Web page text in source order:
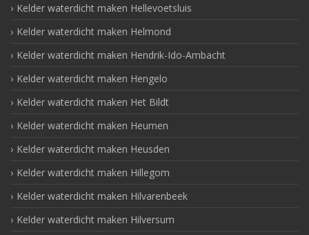
Kelder waterdicht maken Hellevoetsluis
Kelder waterdicht maken Helmond
Kelder waterdicht maken Hendrik-Ido-Ambacht
Kelder waterdicht maken Hengelo
Kelder waterdicht maken Het Bildt
Kelder waterdicht maken Heumen
Kelder waterdicht maken Heusden
Kelder waterdicht maken Hillegom
Kelder waterdicht maken Hilvarenbeek
Kelder waterdicht maken Hilversum